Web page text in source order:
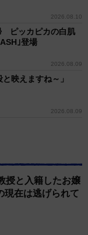
2026.08.10
ピッカピカの白肌
｣登場
2026.08.09
映えますね～」
2026.08.09
授と入籍したお嬢
現在は逃げられて